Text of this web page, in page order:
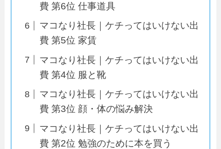
費 第6位 仕事道具
マコなり社長｜ケチってはいけない出
費 第5位 家賃
マコなり社長｜ケチってはいけない出
費 第4位 服と靴
マコなり社長｜ケチってはいけない出
費 第3位 顔・体の悩み解決
マコなり社長｜ケチってはいけない出
費 第2位 勉強のために本を買う